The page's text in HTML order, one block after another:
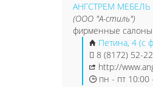
АНГСТРЕМ МЕБЕЛЬ
(ООО "А-стиль")
фирменные салоны
Петина, 4 (с
8 (8172) 52-
http://
пн - пт 10:00